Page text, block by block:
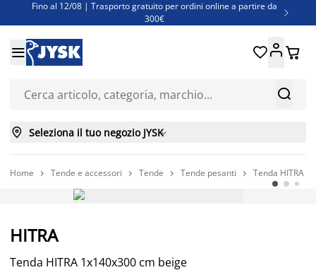
Fino al 12/08 | Trasporto gratuito per ordini online a partire da
300€

Super offerte d'estate | Oltre 1.500 articoli fino al 70%
Finanziamenti - Scegli il piano di rimborso più adatto a te


 
 Seleziona il tuo negozio JYSK
Home  Tende e accessori  Tende  Tende pesanti  Tenda HITRA
Una grande offerta
HITRA
Tenda HITRA 1x140x300 cm beige